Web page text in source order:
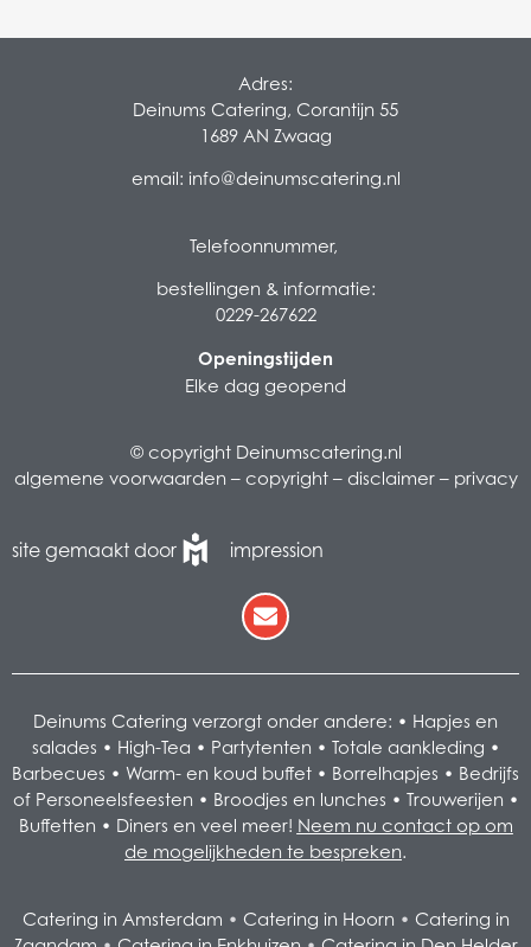
Adres:
Deinums Catering, Corantijn 55
1689 AN Zwaag
email: info@deinumscatering.nl
Telefoonnummer,
bestellingen & informatie:
0229-267622
Openingstijden
Elke dag geopend
© copyright Deinumscatering.nl
algemene voorwaarden – copyright– disclaimer– privacy
site gemaakt door impression
Deinums Catering verzorgt onder andere: • Hapjes en
salades • High-Tea • Partytenten • Totale aankleding •
Barbecues • Warm- en koud buffet • Borrelhapjes • Bedrijfs
of Personeelsfeesten • Broodjes en lunches • Trouwerijen •
Buffetten • Diners en veel meer! Neem nu contact op om
de mogelijkheden te bespreken.
Catering in Amsterdam • Catering in Hoorn • Catering in